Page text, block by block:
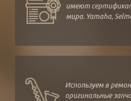
имеют
мира. Yamaha,
Используем в
оригинальные